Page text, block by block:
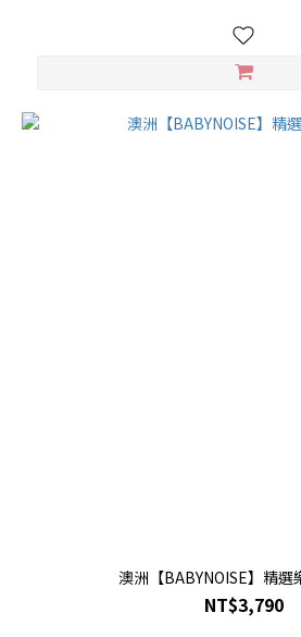
澳洲【BABYNOISE】精選
NT$3,790